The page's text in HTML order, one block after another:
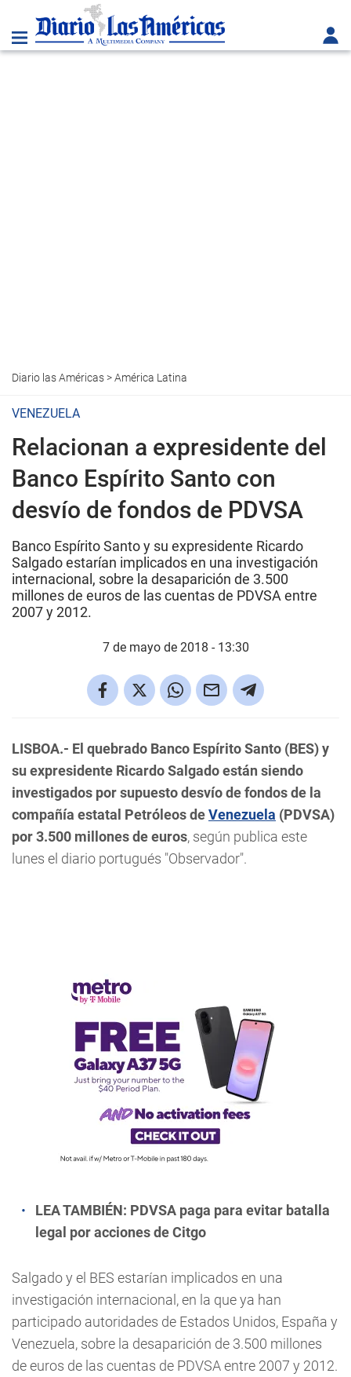
Diario las Américas>América Latina
VENEZUELA
Relacionan a expresidente del
Banco Espírito Santo con
desvío de fondos de PDVSA
Banco Espírito Santo y su expresidente Ricardo
Salgado estarían implicados en una investigación
internacional, sobre la desaparición de 3.500
millones de euros de las cuentas de PDVSA entre
2007 y 2012.
7 de mayo de 2018 - 13:30
LISBOA.- El quebrado Banco Espírito Santo (BES) y
su expresidente Ricardo Salgado están siendo
investigados por supuesto desvío de fondos de la
compañía estatal Petróleos deVenezuela (PDVSA)
por 3.500 millones de euros, según publica este
lunes el diario portugués "Observador".
LEA TAMBIÉN: PDVSA paga para evitar batalla
legal por acciones de Citgo
Salgado y el BES estarían implicados en una
investigación internacional, en la que ya han
participado autoridades de Estados Unidos, España y
Venezuela, sobre la desaparición de 3.500 millones
de euros de las cuentas de PDVSA entre 2007 y 2012.